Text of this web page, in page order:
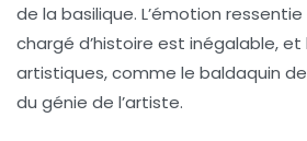
de la basilique. L’émotion
chargé d’histoire est inégalable,
artistiques, comme le baldaquin
du génie de l’artiste.